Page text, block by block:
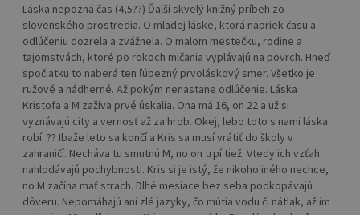
Láska nepozná čas (4,5??) Ďalší skvelý knižný príbeh zo
slovenského prostredia. O mladej láske, ktorá napriek času a
odlúčeniu dozrela a zvážnela. O malom mestečku, rodine a
tajomstvách, ktoré po rokoch mlčania vyplávajú na povrch. Hneď
spočiatku to naberá ten ľúbezný prvoláskový smer. Všetko je
ružové a nádherné. Až pokým nenastane odlúčenie. Láska
Kristofa a M zažíva prvé úskalia. Ona má 16, on 22 a už si
vyznávajú city a vernosť až za hrob. Okej, lebo toto s nami láska
robí. ?? Ibaže leto sa končí a Kris sa musí vrátiť do školy v
zahraničí. Necháva tu smutnú M, no on trpí tiež. Vtedy ich vzťah
nahlodávajú pochybnosti. Kris si je istý, že nikoho iného nechce,
no M začína mať strach. Dlhé mesiace bez seba podkopávajú
dôveru. Nepomáhajú ani zlé jazyky, čo mútia vodu či nátlak, až im